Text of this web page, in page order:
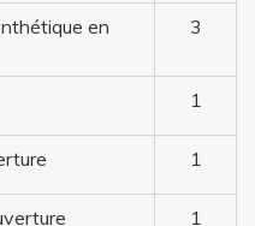
en
3
1
1
1